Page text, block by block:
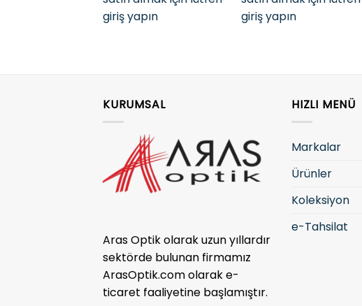
giriş yapın
giriş yapın
KURUMSAL
Aras Optik olarak uzun yıllardır
sektörde bulunan firmamız
ArasOptik.com olarak e-
ticaret faaliyetine başlamıştır.
HIZLI MENÜ
Markalar
Ürünler
Koleksiyon
e-Tahsilat